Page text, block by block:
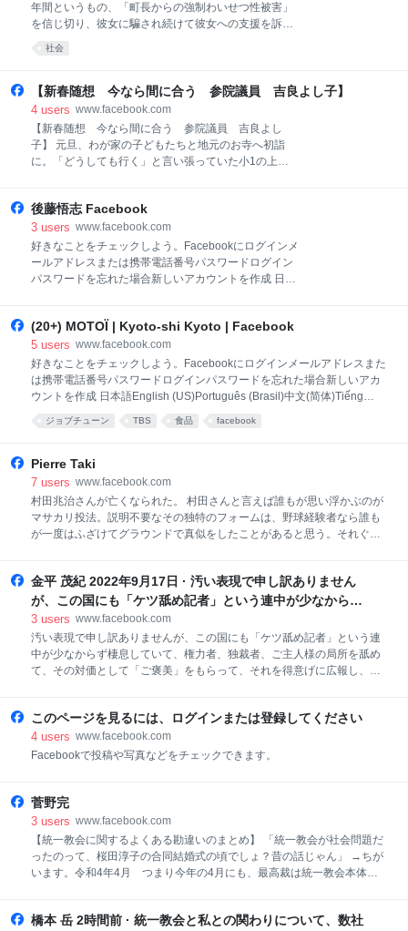
年間というもの、「町長からの強制わいせつ性被害」
を信じ切り、彼女に騙され続けて彼女への支援を訴
え、結果的に犯罪の加担者となってしまっていたこと
は、わが人生最大の痛恨事となりました。 杉田某の
すから」発言の好事例を作ってしまったことは痛恨の
極みです。 ---------------...
社会
【新春随想 今なら間に合う 参院議員 吉良よし子】
4 users www.facebook.com
【新春随想 今なら間に合う 参院議員 吉良よし
子】 元旦、わが家の子どもたちと地元のお寺へ初詣
に。「どうしても行く」と言い張っていた小1の上の
上りました。...
後藤悟志 Facebook
3 users www.facebook.com
好きなことをチェックしよう。Facebookにログインメ
ールアドレスまたは携帯電話番号パスワードログイン
パスワードを忘れた場合新しいアカウントを作成 日本
ント登録ログインMessengerFacebook Lite動画Meta
PayMetaストアMeta QuestRay-Ban MetaMeta
AIInstagramThreadsプライバシーポリシープライバシ
ーセンターFacebookについて広告を作成ページを作成
開発者採用情報CookieAdChoices利用規約ヘルプ連絡
(20+) MOTOÏ | Kyoto-shi Kyoto | Facebook
5 users www.facebook.com
好きなことをチェックしよう。Facebookにログインメールアドレスまた
は携帯電話番号パスワードログインパスワードを忘れた場合新しいアカ
ウントを作成 日本語English (US)Português (Brasil)中文(简体)Tiếng
ViệtEspañolBahasa Indonesiaその他の言語…アカウント登録ログイン
MessengerFacebook Lite動画Meta PayMetaストアMeta QuestRay-Ban
ターFacebookについて広告を作成ページを作成開発者採用情報
CookieAdChoices利用規約ヘルプ連絡先のアップロードと非ユーザー
Meta © 2026�2��
ジョブチューン TBS 食品 facebook
Pierre Taki
7 users www.facebook.com
村田兆治さんが亡くなられた。 村田さんと言えば誰もが思い浮かぶのが
マサカリ投法。説明不要なその独特のフォームは、野球経験者なら誰も
が一度はふざけてグラウンドで真似をしたことがあると思う。それぐら
の本の企画で1打席対決と対談をさせていただいたことがある。...
金平 茂紀 2022年9月17日 · 汚い表現で申し訳ありません
が、この国にも「ケツ舐め記者」という連中が少なからず
棲息していて、権力者、独裁者、ご主人様の局所を舐め
て、その対価として「ご褒美」をもらって、それを得意げ
に広報し、「独自」「スクープ」とかのワッペンを自分で
貼りつけて、共依存＝持ちつ持たれつのズブズブの関係に
う、まるで旧統一教会と一部議員の癒着関係のように。男
性にも女性にも、もちろんいます、「ケツ舐め記者」は。
良心を売り渡すとか、魂を売るとか
3 users www.facebook.com
汚い表現で申し訳ありませんが、この国にも「ケツ舐め記者」という連
中が少なからず棲息していて、権力者、独裁者、ご主人様の局所を舐め
て、その対価として「ご褒美」をもらって、それを得意げに広報し、
て見てきました。そう、まるで旧統一教会と一部議員の癒着関係のよう
に。男性にも女性に...
このページを見るには、ログインまたは登録してください
4 users www.facebook.com
Facebookで投稿や写真などをチェックできます。
菅野完
3 users www.facebook.com
【統一教会に関するよくある勘違いのまとめ】 「統一教会が社会問題だ
ったのって、桜田淳子の合同結婚式の頃でしょ？昔の話じゃん」 →ちが
います。令和4年4月 つまり今年の4月にも、最高裁は統一教会本体の
も続いています...
橋本 岳 2時間前 · 統一教会と私との関わりについて、数社